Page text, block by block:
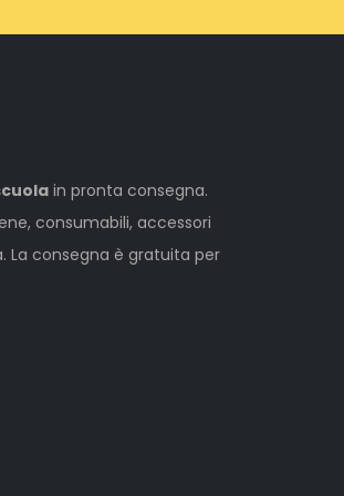
in pronta consegna.
consumabili, accessori
consegna è gratuita per